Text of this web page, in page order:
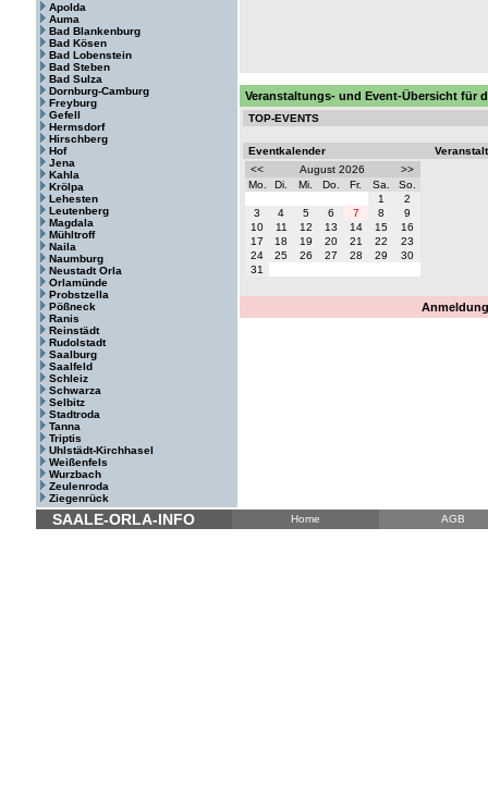
Apolda
Auma
Bad Blankenburg
Bad Kösen
Bad Lobenstein
Bad Steben
Bad Sulza
Dornburg-Camburg
Freyburg
Gefell
Hermsdorf
Hirschberg
Hof
Jena
Kahla
Krölpa
Lehesten
Leutenberg
Magdala
Mühltroff
Naila
Naumburg
Neustadt Orla
Orlamünde
Probstzella
Pößneck
Ranis
Reinstädt
Rudolstadt
Saalburg
Saalfeld
Schleiz
Schwarza
Selbitz
Stadtroda
Tanna
Triptis
Uhlstädt-Kirchhasel
Weißenfels
Wurzbach
Zeulenroda
Ziegenrück
Veranstaltungs- und Event-Übersicht für
TOP-EVENTS
Eventkalender
<<
August 2026
>>
Mo.
Di. Mi. Do. Fr. Sa.
So.
1
2
3
4 5 6 7 8
9
10
11 12 13 14 15
16
17
18 19 20 21 22
23
24
25 26 27 28 29
30
31
SAALE-ORLA-INFO Home AGB